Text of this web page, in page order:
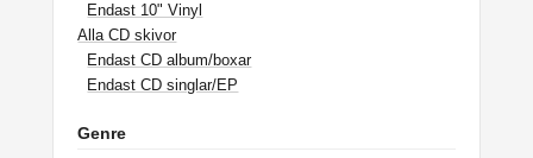
Endast 10" Vinyl
Alla CD skivor
Endast CD album/boxar
Endast CD singlar/EP
Genre